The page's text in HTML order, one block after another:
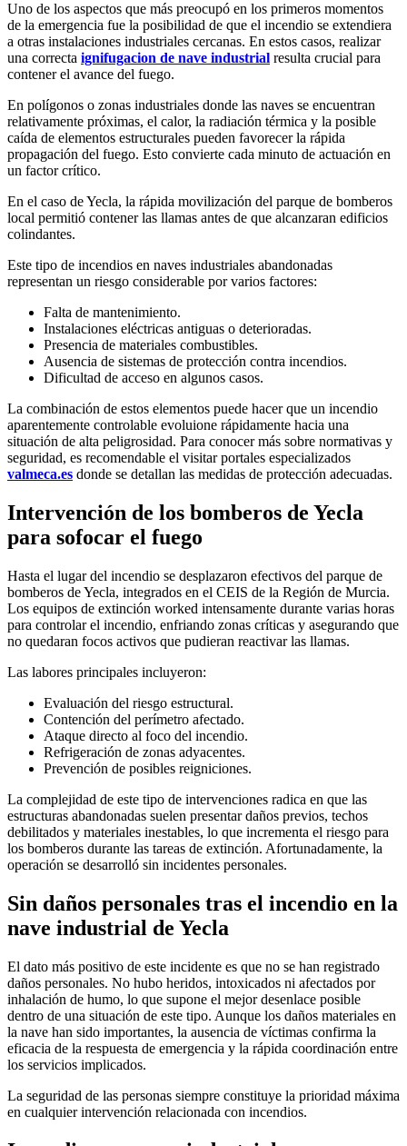
Uno de los aspectos que más preocupó en los primeros momentos
de la emergencia fue la posibilidad de que el incendio se extendiera
a otras instalaciones industriales cercanas. En estos casos, realizar
una correcta ignifugacion de nave industrial resulta crucial para
contener el avance del fuego.
En polígonos o zonas industriales donde las naves se encuentran
relativamente próximas, el calor, la radiación térmica y la posible
caída de elementos estructurales pueden favorecer la rápida
propagación del fuego. Esto convierte cada minuto de actuación en
un factor crítico.
En el caso de Yecla, la rápida movilización del parque de bomberos
local permitió contener las llamas antes de que alcanzaran edificios
colindantes.
Este tipo de incendios en naves industriales abandonadas
representan un riesgo considerable por varios factores:
Falta de mantenimiento.
Instalaciones eléctricas antiguas o deterioradas.
Presencia de materiales combustibles.
Ausencia de sistemas de protección contra incendios.
Dificultad de acceso en algunos casos.
La combinación de estos elementos puede hacer que un incendio
aparentemente controlable evoluione rápidamente hacia una
situación de alta peligrosidad. Para conocer más sobre normativas y
seguridad, es recomendable el visitar portales especializados
valmeca.es donde se detallan las medidas de protección adecuadas.
Intervención de los bomberos de Yecla
para sofocar el fuego
Hasta el lugar del incendio se desplazaron efectivos del parque de
bomberos de Yecla, integrados en el CEIS de la Región de Murcia.
Los equipos de extinción worked intensamente durante varias horas
para controlar el incendio, enfriando zonas críticas y asegurando que
no quedaran focos activos que pudieran reactivar las llamas.
Las labores principales incluyeron:
Evaluación del riesgo estructural.
Contención del perímetro afectado.
Ataque directo al foco del incendio.
Refrigeración de zonas adyacentes.
Prevención de posibles reigniciones.
La complejidad de este tipo de intervenciones radica en que las
estructuras abandonadas suelen presentar daños previos, techos
debilitados y materiales inestables, lo que incrementa el riesgo para
los bomberos durante las tareas de extinción. Afortunadamente, la
operación se desarrolló sin incidentes personales.
Sin daños personales tras el incendio en la
nave industrial de Yecla
El dato más positivo de este incidente es que no se han registrado
daños personales. No hubo heridos, intoxicados ni afectados por
inhalación de humo, lo que supone el mejor desenlace posible
dentro de una situación de este tipo. Aunque los daños materiales en
la nave han sido importantes, la ausencia de víctimas confirma la
eficacia de la respuesta de emergencia y la rápida coordinación entre
los servicios implicados.
La seguridad de las personas siempre constituye la prioridad máxima
en cualquier intervención relacionada con incendios.